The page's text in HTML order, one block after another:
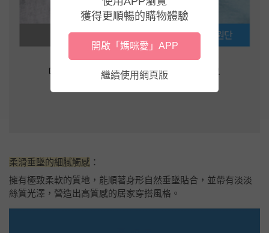
柔滑垂墜的細膩觸感 ：
擁有極致柔軟的質地，能順著身形自然垂墜貼合，並帶有淡淡
絲質光澤，營造出高質感的居家穿搭風格。
獲得更順暢的購物體驗
開啟「媽咪愛」APP
繼續使用網頁版